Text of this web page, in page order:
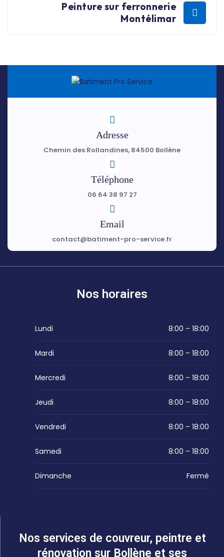
Peinture sur ferronnerie
Montélimar
Adresse
Chemin des Rollandines, 84500 Bollène
Téléphone
06 64 38 97 27
Email
contact@batiment-pro-service.fr
Nos horaires
Lundi 8:00 – 18:00
Mardi 8:00 – 18:00
Mercredi 8:00 – 18:00
Jeudi 8:00 – 18:00
Vendredi 8:00 – 18:00
Samedi 8:00 – 18:00
Dimanche Fermé
Nos services de couvreur, peintre et
rénovation sur Bollène et ses